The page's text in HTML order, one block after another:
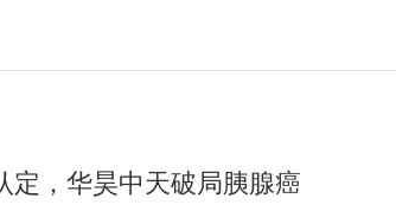
定，华昊中天破局胰腺癌